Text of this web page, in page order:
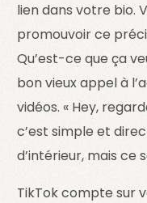
lien dans votre bio.
promouvoir ce
Qu’est-ce que ça
bon vieux appel à
vidéos. « Hey,
c’est simple et
d’intérieur, mais ce
TikTok compte sur